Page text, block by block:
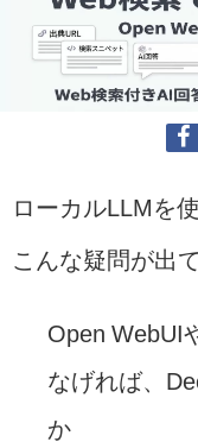
ローカルLLMを
こんな疑問が出
Open WebUI
なげれば、
か